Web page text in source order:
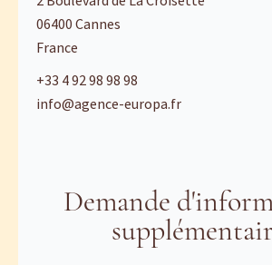
06400Cannes
France
+33 4 92 98 98 98
info@agence-europa.fr
Demande